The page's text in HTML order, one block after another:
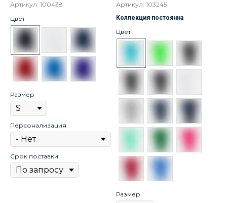
Артикул: 100438
Цвет
Размер
Персонализация
Срок поставки
Артикул: 103245
Коллекция постоянна
Цвет
Размер